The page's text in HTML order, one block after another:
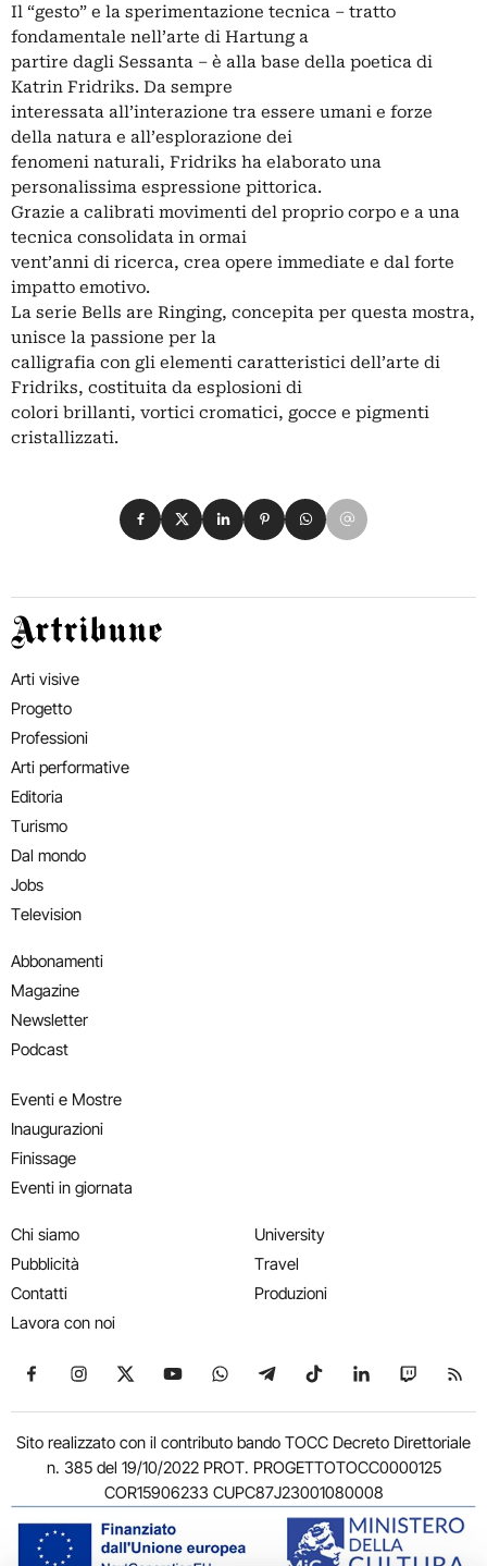
Il “gesto” e la sperimentazione tecnica – tratto
fondamentale nell’arte di Hartung a
partire dagli Sessanta – è alla base della poetica di
Katrin Fridriks. Da sempre
interessata all’interazione tra essere umani e forze
della natura e all’esplorazione dei
fenomeni naturali, Fridriks ha elaborato una
personalissima espressione pittorica.
Grazie a calibrati movimenti del proprio corpo e a una
tecnica consolidata in ormai
vent’anni di ricerca, crea opere immediate e dal forte
impatto emotivo.
La serie Bells are Ringing, concepita per questa mostra,
unisce la passione per la
calligrafia con gli elementi caratteristici dell’arte di
Fridriks, costituita da esplosioni di
colori brillanti, vortici cromatici, gocce e pigmenti
cristallizzati.
Condividi su Facebook
Condividi su X
Condividi su LinkedIn
Condividi su Pinterest
Condividi su WhatsApp
Condividi su Email
Artribune
Arti visive
Progetto
Professioni
Arti performative
Editoria
Turismo
Dal mondo
Jobs
Television
Abbonamenti
Magazine
Newsletter
Podcast
Eventi e Mostre
Inaugurazioni
Finissage
Eventi in giornata
Chi siamo
Pubblicità
Contatti
Lavora con noi
University
Travel
Produzioni
Seguici su Facebook
Seguici su Instagram
Seguici su X
Seguici su YouTube
Seguici su WhatsApp
Seguici su Telegram
Seguici su TikTok
Seguici su
Seguici
Sito realizzato con il contributo bando TOCC Decreto Direttoriale
n. 385 del 19/10/2022 PROT. PROGETTOTOCC0000125
COR15906233 CUPC87J23001080008